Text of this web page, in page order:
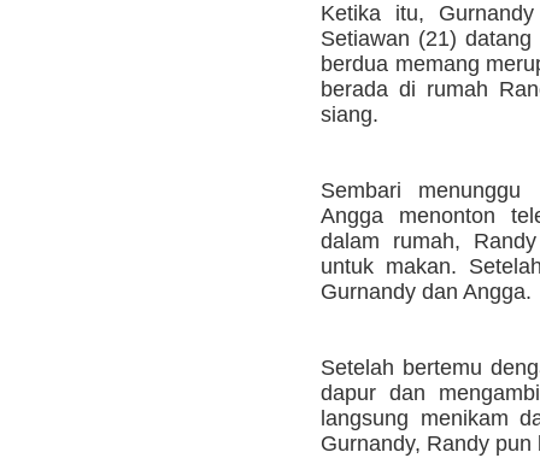
Ketika itu,
Setiawan (21)
berdua memang
berada di rumah
siang.
Sembari
Angga menonton
dalam rumah,
untuk makan.
Gurnandy dan Angga.
Setelah bertemu
dapur dan
langsung menikam
Gurnandy, Randy pun